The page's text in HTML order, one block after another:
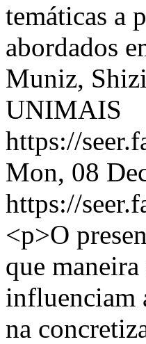
temáticas a
abordados
Muniz,
UNIMAIS
https://
Mon, 08
https://
<p>O
que
influenciam
na